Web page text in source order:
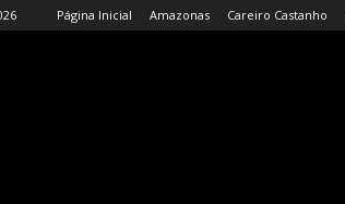
Página Inicial Amazonas Careiro Castanho